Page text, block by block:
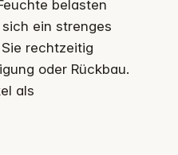
belasten
ein strenges
rechtzeitig
oder Rückbau.
als